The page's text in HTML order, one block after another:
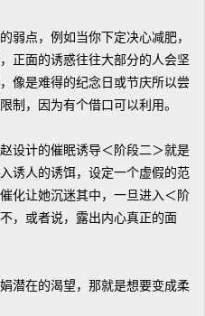
点，例如当你下定决心减肥，
正面的诱惑往往大部分的人会坚
像是难得的纪念日或节庆所以尝
制，因为有个借口可以利用。
计的催眠诱导＜阶段二＞就是
诱人的诱饵，设定一个虚假的范
化让她沉迷其中，一旦进入＜阶
，或者说，露出内心真正的面
在的渴望，那就是想要变成柔